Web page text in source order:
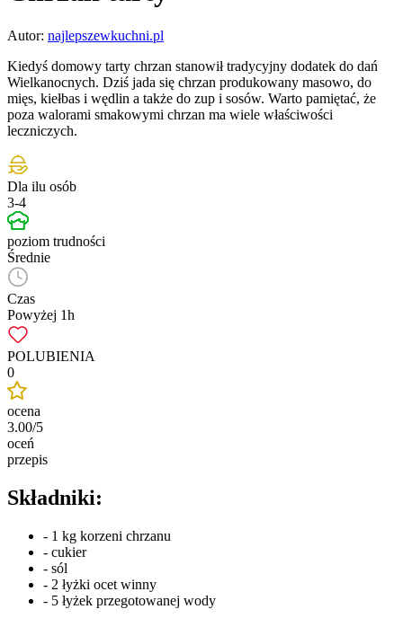
Autor: najlepszewkuchni.pl
Kiedyś domowy tarty chrzan stanowił tradycyjny dodatek do dań
Wielkanocnych. Dziś jada się chrzan produkowany masowo, do
mięs, kiełbas i wędlin a także do zup i sosów. Warto pamiętać, że
poza walorami smakowymi chrzan ma wiele właściwości
leczniczych.
Dla ilu osób
3-4
poziom trudności
Średnie
Czas
Powyżej 1h
POLUBIENIA
0
ocena
3.00/5
oceń
przepis
Składniki:
- 1 kg korzeni chrzanu
- cukier
- sól
- 2 łyżki ocet winny
- 5 łyżek przegotowanej wody